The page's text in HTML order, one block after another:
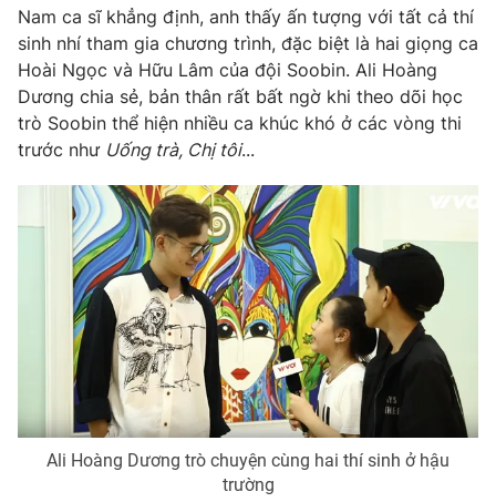
Ðiện thoại Thời báo VTV:024.66 897 897
Email:toasoan@vtv.vn
Liên hệ quảng cáo:024-7300.7108
® Cấm sao chép dưới mọi hình thức nếu không có sự chấp
thuận bằng văn bản. Ghi rõ nguồn VTV.vn khi phát hành lại
thông tin từ website này.
Nam ca sĩ khẳng định, anh thấy ấn tượng với tất cả thí
sinh nhí tham gia chương trình, đặc biệt là hai giọng ca
Hoài Ngọc và Hữu Lâm của đội Soobin. Ali Hoàng
Dương chia sẻ, bản thân rất bất ngờ khi theo dõi học
trò Soobin thể hiện nhiều ca khúc khó ở các vòng thi
trước như Uống trà, Chị tôi...
Ali Hoàng Dương trò chuyện cùng hai thí sinh ở hậu
trường